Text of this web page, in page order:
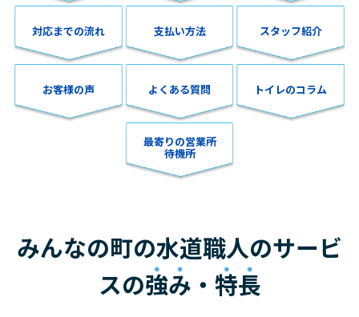
対応までの流れ 支払い方法 スタッフ紹介
お客様の声 よくある質問 トイレのコラム
最寄りの営業所
待機所
みんなの町の水道職人のサービ
スの強み ・ 特長